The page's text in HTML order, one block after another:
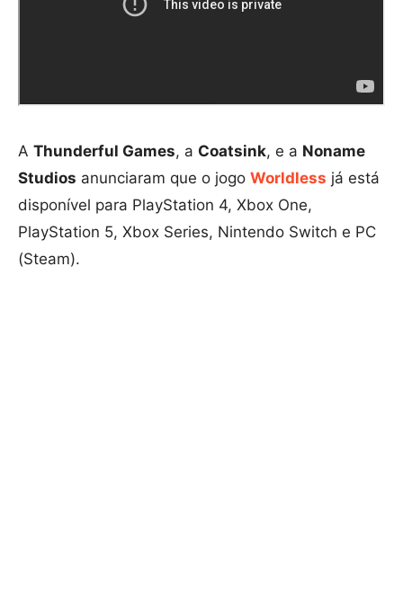
A Thunderful Games, a Coatsink, e a Noname
Studios anunciaram que o jogo Worldless já está
disponível para PlayStation 4, Xbox One,
PlayStation 5, Xbox Series, Nintendo Switch e PC
(Steam).